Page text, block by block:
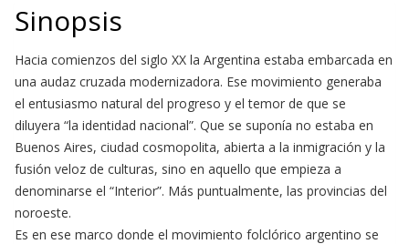
Sinopsis
Hacia comienzos del siglo XX la Argentina estaba embarcada en
una audaz cruzada modernizadora. Ese movimiento generaba
el entusiasmo natural del progreso y el temor de que se
diluyera “la identidad nacional”. Que se suponía no estaba en
Buenos Aires, ciudad cosmopolita, abierta a la inmigración y la
fusión veloz de culturas, sino en aquello que empieza a
denominarse el “Interior”. Más puntualmente, las provincias del
noroeste.
Es en ese marco donde el movimiento folclórico argentino se